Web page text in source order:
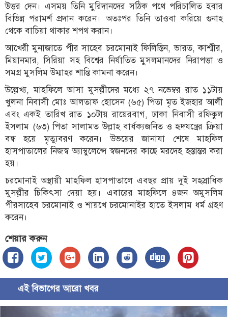
উত্তর দেন। এসময় তিনি মুরিদানদের সঠিক পথে পরিচালিত হবার
বিভিন্ন পরামর্শ প্রদান করেন। অতঃপর তিনি তাওবা করিয়ে গুনাহ
থেকে বাচিয়া থাকার শপথ করান।
আখেরী মুনাজাতে পীর সাহেব চরমোনাই ফিলিস্তিন, ভারত, কাশ্মীর,
মিয়ানমার, সিরিয়া সহ বিশ্বের নির্যাতিত মুসলমানদের নিরাপত্তা ও
সমগ্র মুসলিম উম্মাহর শান্তি কামনা করেন।
উল্লেখ্য, মাহফিলে আসা মুসল্লীদের মধ্যে ২৭ নভেম্বর রাত ১১টায়
খুলনা নিবাসী মোঃ আলতাফ হোসেন (৬৫) পিতা মৃত ইজহার আলী
এবং একই তারিখ রাত ১০টায় রায়েরবাগ, ঢাকা নিবাসী রফিকুল
ইসলাম (৬৩) পিতা সালামত উল্লাহ বার্ধক্যজনিত ও হৃদযন্ত্রের ক্রিয়া
বন্ধ হয়ে মৃত্যুবরণ করেন। উভয়ের জানাযা শেষে মাহফিল
হাসপাতালের নিজস্ব অ্যাম্বুলেন্সে স্বজনদের কাছে মরদেহ হস্তান্তর করা
হয়।
চরমোনাই অস্থায়ী মাহফিল হাসপাতালে এবছর প্রায় দুই সহস্রাধিক
মুসল্লীর চিকিৎসা দেয়া হয়। এবারের মাহফিলে ৪জন অমুসলিম
পীরসাহেব চরমোনাই ও শায়খে চরমোনাইর হাতে ইসলাম ধর্ম গ্রহণ
করেন।
শেয়ার করুন
এই বিভাগের আরো খবর